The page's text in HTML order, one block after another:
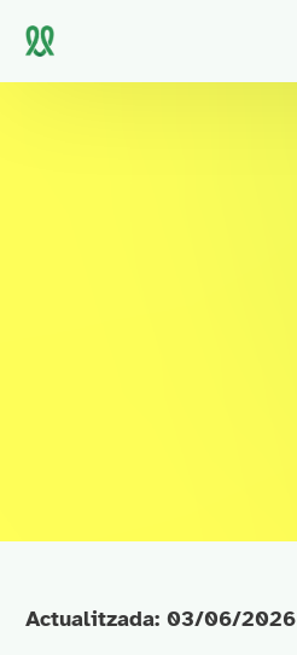
Actualitzada: 03/06/2026